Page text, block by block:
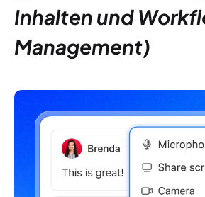
Inhalten und
Management)